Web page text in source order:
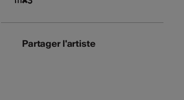
Partager l'artiste